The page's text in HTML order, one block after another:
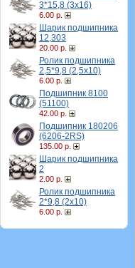
3*15,8 (3х16)
6.00 р.
Шарик подшипника
12,303
20.00 р.
Ролик подшипника
2,5*9,8 (2,5х10)
6.00 р.
Подшипник 8100
(51100)
42.00 р.
Подшипник 180206
(6206-2RS)
135.00 р.
Шарик подшипника
2
2.00 р.
Ролик подшипника
2*9,8 (2х10)
6.00 р.